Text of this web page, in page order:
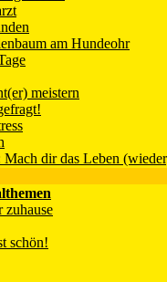
am Hundeohr
meistern
dir das Leben
schön!